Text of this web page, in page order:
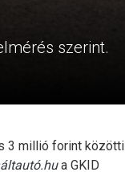
szerint.
3 millió forint közötti
a GKID